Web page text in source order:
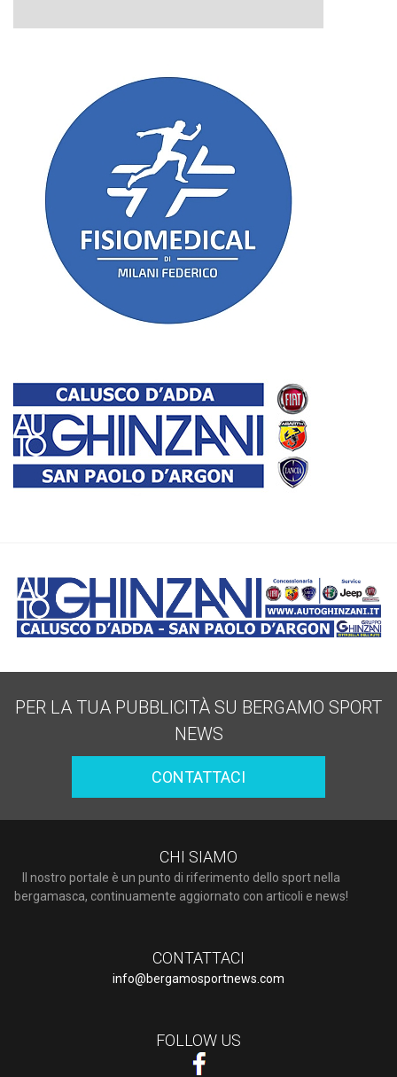
PER LA TUA PUBBLICITÀ SU BERGAMO SPORT
NEWS
CONTATTACI
CHI SIAMO
Il nostro portale è un punto di riferimento dello sport nella
bergamasca, continuamente aggiornato con articoli e news!
CONTATTACI
info@bergamosportnews.com
FOLLOW US